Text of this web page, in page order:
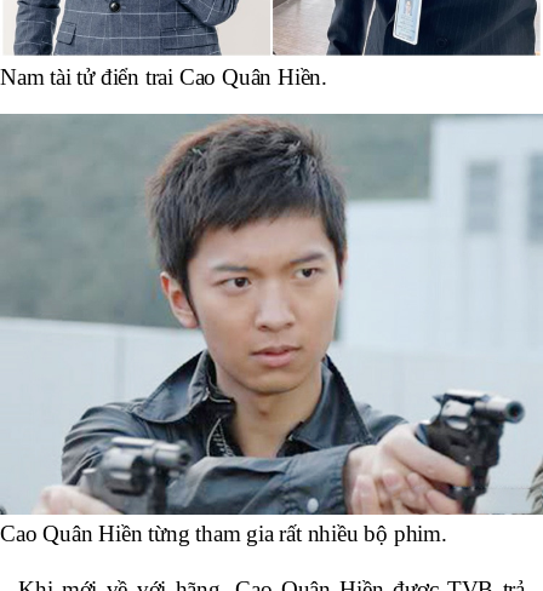
Nam tài tử điển trai Cao Quân Hiền.
Cao Quân Hiền từng tham gia rất nhiều bộ phim.